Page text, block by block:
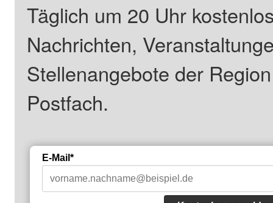
Täglich um 20 Uhr
Nachrichten,
Stellenangebote der
Postfach.
E-Mail*